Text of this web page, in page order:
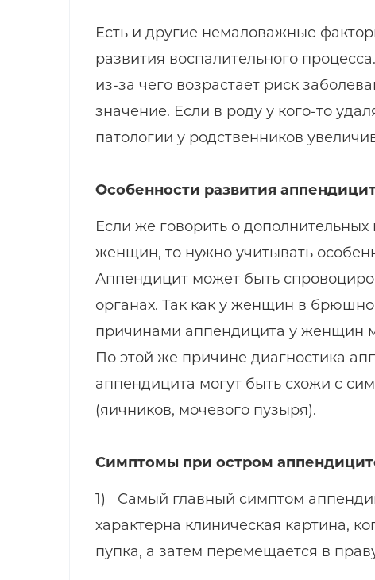
Есть и другие немаловажные
развития воспалительного
из-за чего возрастает риск
значение. Если в роду у кого-то
патологии у родственников
Особенности развития
Если же говорить о
женщин, то нужно учитывать
Аппендицит может быть
органах. Так как у женщин в
причинами аппендицита у женщин
По этой же причине диагностика
аппендицита могут быть схожи с
(яичников, мочевого пузыря).
Симптомы при остром
1) Самый главный симптом
характерна клиническая картина,
пупка, а затем перемещается в